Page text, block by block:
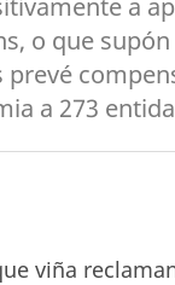
o que
a 273
viña